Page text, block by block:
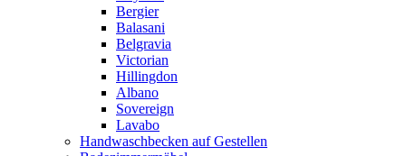
Bergier
Balasani
Belgravia
Victorian
Hillingdon
Albano
Sovereign
Lavabo
Handwaschbecken auf Gestellen